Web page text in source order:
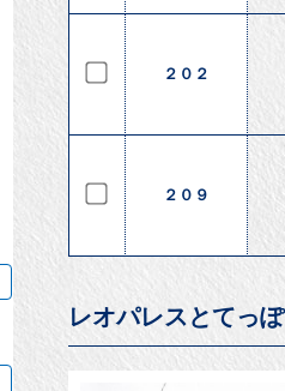
２０２
２０９
レオパレスとてっぽ